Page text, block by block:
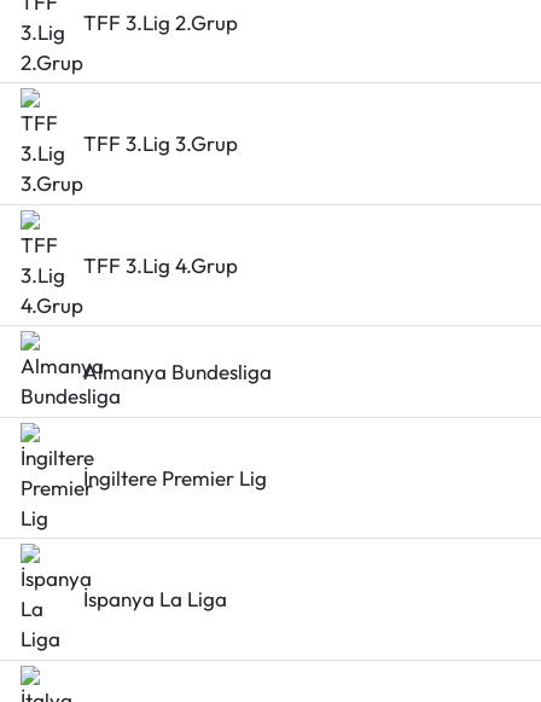
TFF 3.Lig 2.Grup
TFF 3.Lig 3.Grup
TFF 3.Lig 4.Grup
Almanya Bundesliga
İngiltere Premier Lig
İspanya La Liga
Oğuzlar Haberleri
Ortaköy Haberleri
Osmancık Haberleri
Otomotiv
Resmi İlan
Resmi Reklam
Siyaset